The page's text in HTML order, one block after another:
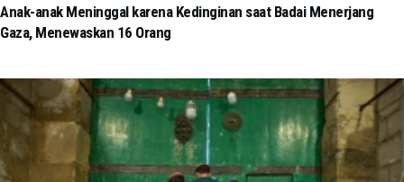
Anak-anak Meninggal karena Kedinginan saat Badai Menerjang
Gaza, Menewaskan 16 Orang